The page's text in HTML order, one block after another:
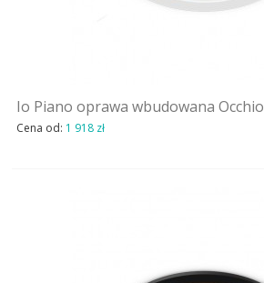
Io Piano oprawa wbudowana Occhio
Cena od: 1 918 zł